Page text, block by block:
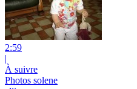
2:59
|
À suivre
Photos solene